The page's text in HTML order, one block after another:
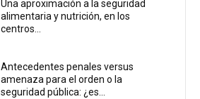
Una aproximación a la seguridad
alimentaria y nutrición, en los
centros...
Antecedentes penales versus
amenaza para el orden o la
seguridad pública: ¿es...